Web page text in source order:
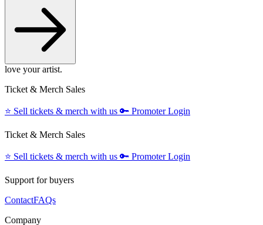
love your artist.
Ticket & Merch Sales
⭐️ Sell tickets & merch with us 🔑 Promoter Login
Ticket & Merch Sales
⭐️ Sell tickets & merch with us 🔑 Promoter Login
Support for buyers
ContactFAQs
Company